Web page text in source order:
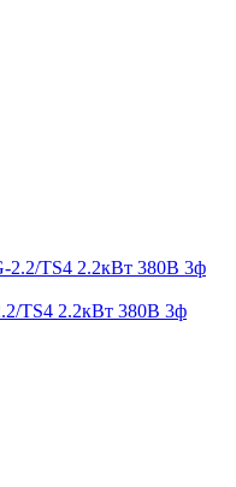
TS4 2.2кВт 380В 3ф